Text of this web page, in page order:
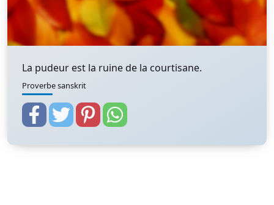
La pudeur est la ruine de la courtisane.
Proverbe sanskrit